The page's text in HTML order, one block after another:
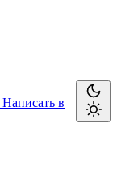
Написать в